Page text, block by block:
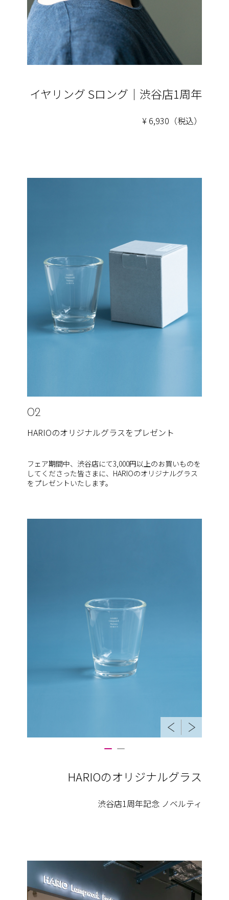
イヤリング Sロング｜渋谷店1周年
¥ 6,930（税込）
02
HARIOのオリジナルグラスをプレゼント
フェア期間中、渋谷店にて3,000円以上のお買いものを
してくださった皆さまに、HARIOのオリジナルグラス
をプレゼントいたします。
HARIOのオリジナルグラス
渋谷店1周年記念 ノベルティ